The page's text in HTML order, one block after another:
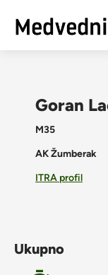
Goran
M35
AK Žumberak
ITRA profil
Ukupno